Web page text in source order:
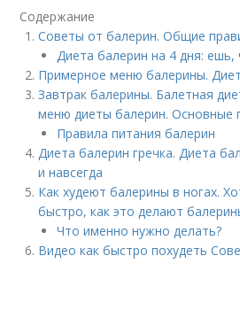
Содержание
Советы от балерин. Общие
Диета балерин на 4 дня: ешь,
Примерное меню балерины.
Завтрак балерины. Балетная
меню диеты балерин. Основные
Правила питания балерин
Диета балерин гречка. Диета
и навсегда
Как худеют балерины в ногах.
быстро, как это делают
Что именно нужно делать?
Видео как быстро похудеть